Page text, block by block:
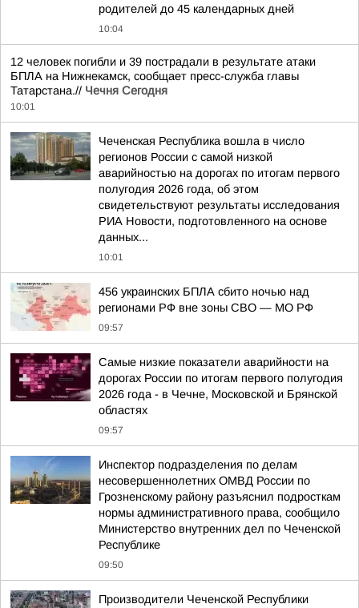
родителей до 45 календарных дней
10:04
12 человек погибли и 39 пострадали в результате атаки
БПЛА на Нижнекамск, сообщает пресс-служба главы
Татарстана.// Чечня Сегодня
10:01
Чеченская Республика вошла в число
регионов России с самой низкой
аварийностью на дорогах по итогам первого
полугодия 2026 года, об этом
свидетельствуют результаты исследования
РИА Новости, подготовленного на основе
данных...
10:01
456 украинских БПЛА сбито ночью над
регионами РФ вне зоны СВО — МО РФ
09:57
Самые низкие показатели аварийности на
дорогах России по итогам первого полугодия
2026 года - в Чечне, Московской и Брянской
областях
09:57
Инспектор подразделения по делам
несовершеннолетних ОМВД России по
Грозненскому району разъяснил подросткам
нормы административного права, сообщило
Министерство внутренних дел по Чеченской
Республике
09:50
Производители Чеченской Республики